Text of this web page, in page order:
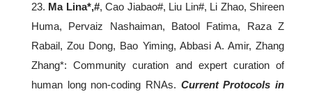
23. Ma Lina*,#, Cao Jiabao#, Liu Lin#, Li Zhao, Shireen
Huma, Pervaiz Nashaiman, Batool Fatima, Raza Z
Rabail, Zou Dong, Bao Yiming, Abbasi A. Amir, Zhang
Zhang*: Community curation and expert curation of
human long non-coding RNAs. Current Protocols in